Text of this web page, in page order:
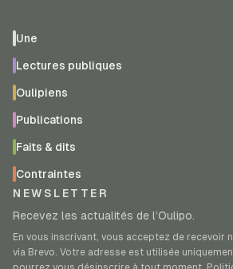
Une
Lectures publiques
Oulipiens
Publications
Faits & dits
Contraintes
NEWSLETTER
Recevez les actualités de l’Oulipo.
En vous inscrivant, vous acceptez de recevoir
via Brevo. Votre adresse est utilisée